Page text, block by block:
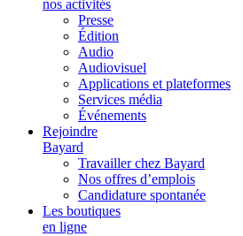
nos activités
Presse
Édition
Audio
Audiovisuel
Applications et plateformes
Services média
Événements
Rejoindre
Bayard
Travailler chez Bayard
Nos offres d’emplois
Candidature spontanée
Les boutiques
en ligne